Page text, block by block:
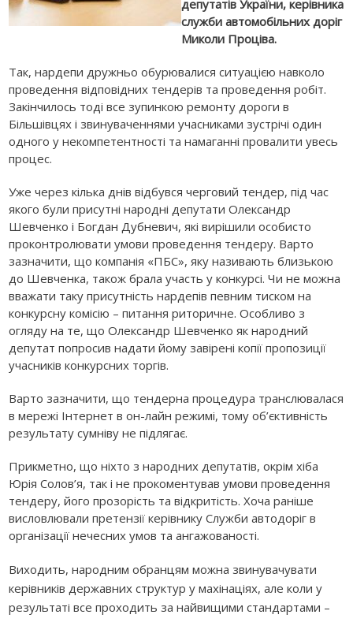
депутатів України, керівника
служби автомобільних доріг
Миколи Проціва.
Так, нардепи дружньо обурювалися ситуацією навколо
проведення відповідних тендерів та проведення робіт.
Закінчилось тоді все зупинкою ремонту дороги в
Більшівцях і звинуваченнями учасниками зустрічі один
одного у некомпетентності та намаганні провалити увесь
процес.
Уже через кілька днів відбувся черговий тендер, під час
якого були присутні народні депутати Олександр
Шевченко і Богдан Дубневич, які вирішили особисто
проконтролювати умови проведення тендеру. Варто
зазначити, що компанія «ПБС», яку називають близькою
до Шевченка, також брала участь у конкурсі. Чи не можна
вважати таку присутність нардепів певним тиском на
конкурсну комісію – питання риторичне. Особливо з
огляду на те, що Олександр Шевченко як народний
депутат попросив надати йому завірені копії пропозиції
учасників конкурсних торгів.
Варто зазначити, що тендерна процедура транслювалася
в мережі Інтернет в он-лайн режимі, тому об’єктивність
результату сумніву не підлягає.
Прикметно, що ніхто з народних депутатів, окрім хіба
Юрія Солов’я, так і не прокоментував умови проведення
тендеру, його прозорість та відкритість. Хоча раніше
висловлювали претензії керівнику Служби автодоріг в
організації нечесних умов та ангажованості.
Виходить, народним обранцям можна звинувачувати
керівників державних структур у махінаціях, але коли у
результаті все проходить за найвищими стандартами –